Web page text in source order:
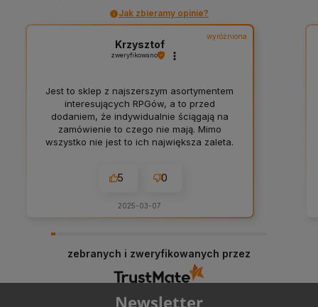
Jak zbieramy opinie?
wyróżniona
Krzysztof
zweryfikowano
Jest to sklep z najszerszym asortymentem
interesujących RPGów, a to przed
dodaniem, że indywidualnie ściągają na
zamówienie to czego nie mają. Mimo
wszystko nie jest to ich największa zaleta.
promocjami. Największa zaletą jest
Dedykacja na zamówieniu, rozmowa z
klientami przy obsłudze zamówień także
internetowych, błyskawiczne odpowiedzi,
najlepszym sklepem. Z czystym sumieniem
poleciłbym Przyczółek każdemu. A no i
czas realizacji, wybór płatności,
sposobów dostawy, wygoda użycia strony
5 0
2025-03-07
zebranych i zweryfikowanych przez
Newsletter